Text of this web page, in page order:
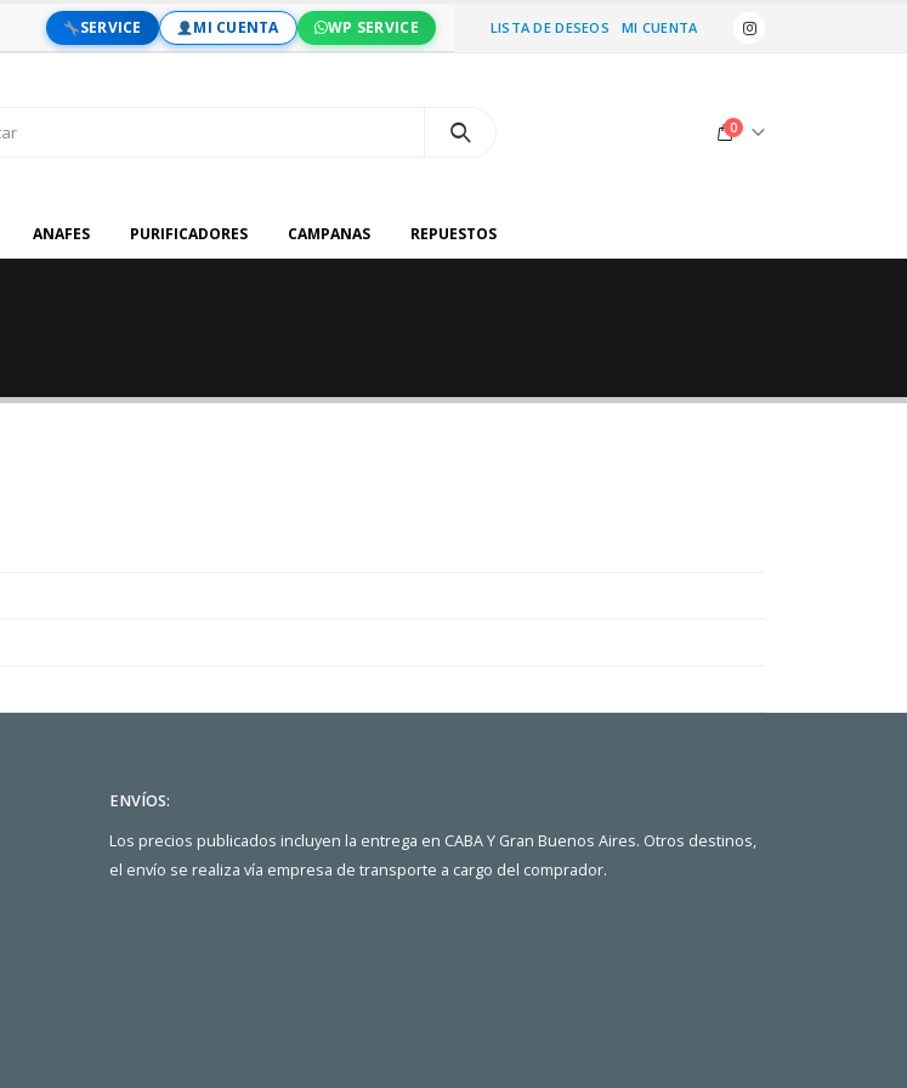
SERVICE MI CUENTA WP SERVICE LISTA DE DESEOS MI CUENTA
0
ANAFES PURIFICADORES CAMPANAS REPUESTOS
ENVÍOS:
Los precios publicados incluyen la entrega en CABA Y Gran Buenos Aires. Otros destinos,
el envío se realiza vía empresa de transporte a cargo del comprador.